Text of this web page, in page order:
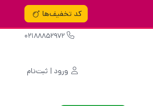
کد تخفیف‌ها
02188852972
ورود | ثبت‌نام